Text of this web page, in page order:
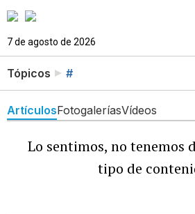
7 de agosto de 2026
Tópicos #
ArtículosFotogaleríasVídeos
Lo sentimos, no tenemos
tipo de